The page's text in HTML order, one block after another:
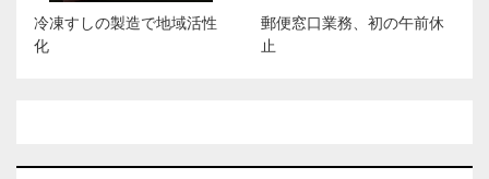
冷凍すしの製造で地域活性
化
郵便窓口業務、初の午前休
止